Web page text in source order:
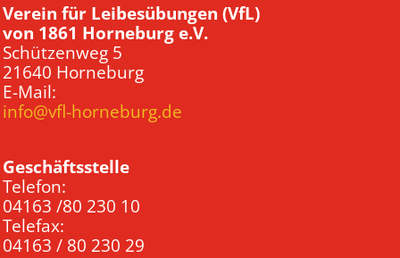
Verein für Leibesübungen (VfL)
von 1861 Horneburg e.V.
Schützenweg 5
21640 Horneburg
E-Mail:
info@vfl-horneburg.de
Geschäftsstelle
Telefon:
04163 /80 230 10
Telefax:
04163 / 80 230 29